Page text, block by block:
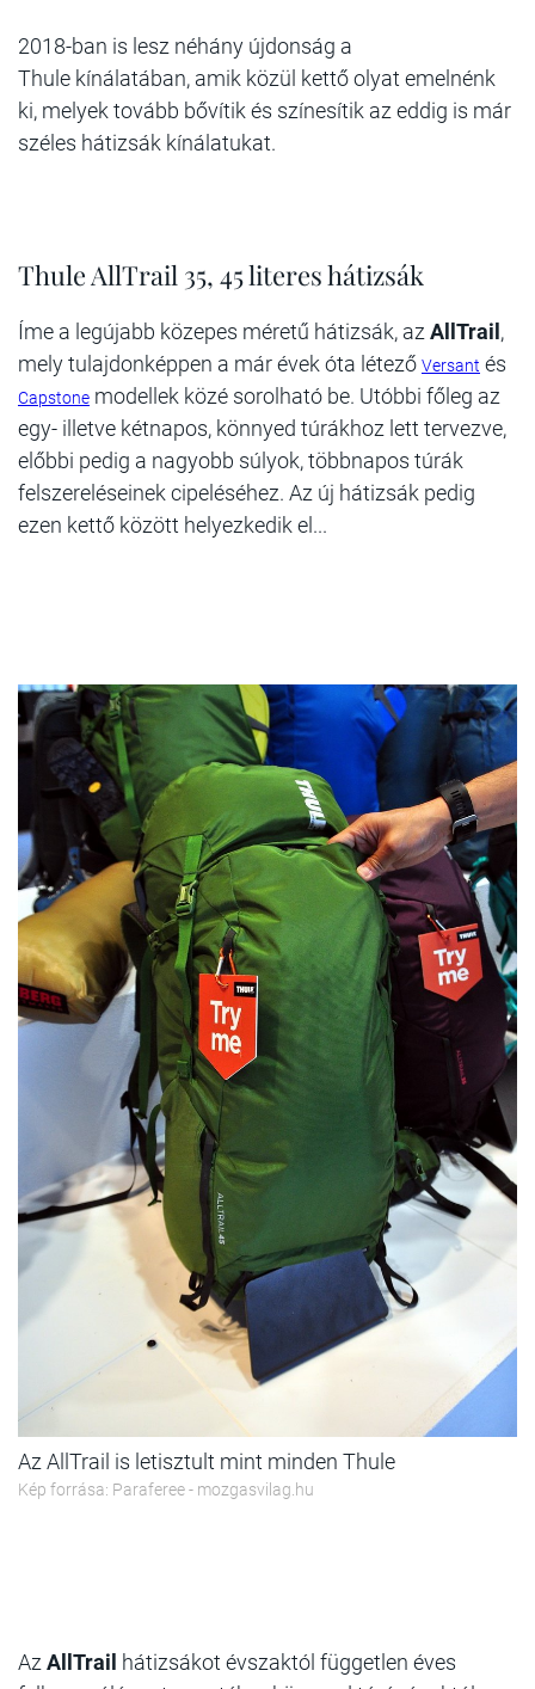
2018-ban is lesz néhány újdonság a
Thule kínálatában, amik közül kettő olyat emelnénk
ki, melyek tovább bővítik és színesítik az eddig is már
széles hátizsák kínálatukat.
Thule AllTrail 35, 45 literes hátizsák
Íme a legújabb közepes méretű hátizsák, azAllTrail ,
mely tulajdonképpen a már évek óta létező Versant és
Capstone modellek közé sorolható be. Utóbbi főleg az
egy- illetve kétnapos, könnyed túrákhoz lett tervezve,
előbbi pedig a nagyobb súlyok, többnapos túrák
felszereléseinek cipeléséhez. Az új hátizsák pedig
ezen kettő között helyezkedik el...
Az AllTrail is letisztult mint minden Thule
Kép forrása: Paraferee - mozgasvilag.hu
Az AllTrail hátizsákot évszaktól független éves